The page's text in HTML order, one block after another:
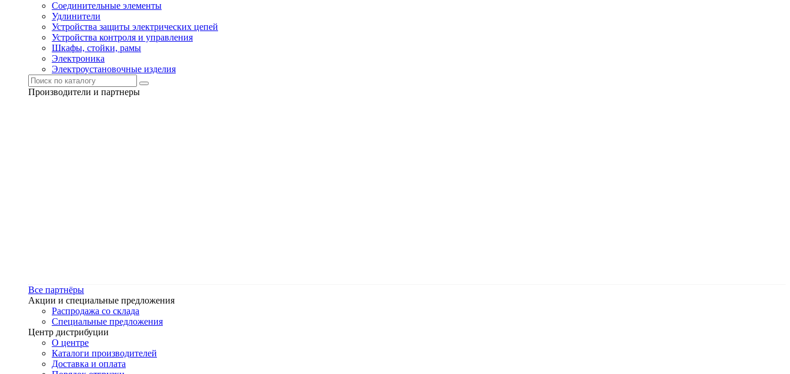
Соединительные элементы
Удлинители
Устройства защиты электрических цепей
Устройства контроля и управления
Шкафы, стойки, рамы
Электроника
Электроустановочные изделия
Производители и партнеры
Все партнёры
Акции и специальные предложения
Распродажа со склада
Специальные предложения
Центр дистрибуции
О центре
Каталоги производителей
Доставка и оплата